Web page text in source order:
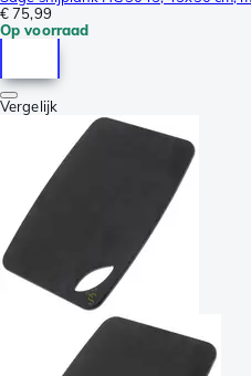
€ 75,99
Op voorraad
Vergelijk